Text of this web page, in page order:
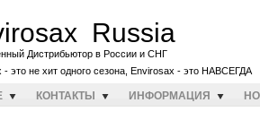
Russia
Дистрибьютор в России и СНГ
- это не хит одного сезона, Envirosax - это НАВСЕГДА
КОНТАКТЫ ИНФОРМАЦИЯ